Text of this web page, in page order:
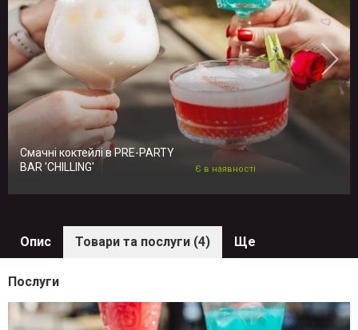
Смачні коктейлі в PRE-PARTY
BAR 'CHILLING'
Є в наявності
Опис Товари та послуги (4) Ще
Послуги